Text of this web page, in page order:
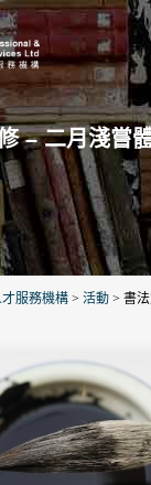
– 二月淺嘗
服務機構 > 活動 > 書